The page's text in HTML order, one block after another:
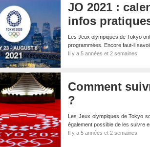
JO 2021 :
infos
Les Jeux olympiques de Tokyo
programmées. Encore faut-il
Il y a 5 années et 2 semaines
Comment
?
Les Jeux olympiques de Tokyo
également possible de les suivre
Il y a 5 années et 2 semaines